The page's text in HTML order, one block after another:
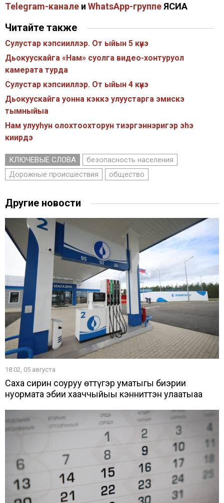
Telegram-канале и WhatsApp-группеЯСИА
Читайте также
Сулустар кэпсииллэр. От ыйын 5 күнэ
Дьокуускайга «Нам» суолга видео-хонтуруол
камерата турда
Сулустар кэпсииллэр. От ыйын 4 күнэ
Дьокуускайга уонна кэккэ улуустарга эмискэ
тымныйыа
Нам улууһун олохтоохторун тиэргэннэригэр эhэ
киирдэ
КЛЮЧЕВЫЕ СЛОВА
безопасность населения
Дорожные происшествия
общество
Другие новости
18:02, 05 августа
Саха сирин соҕуруу өттүгэр уматыгы биэрии
нуормата эбии хааччыйыы кэнниттэн улаатыаҕа